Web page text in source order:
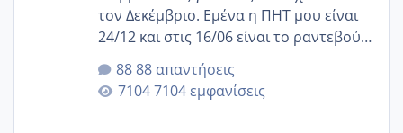
τον Δεκέμβριο. Εμένα η ΠΗΤ μου είναι
24/12 και στις 16/06 είναι το ραντεβού
της αυχενικής διαφάνειας. Έχω αρκετό
άγχος και οι μέρες δεν φαίνεται να
περνάνε με τίποτα.
88 απαντήσεις
7104 εμφανίσεις